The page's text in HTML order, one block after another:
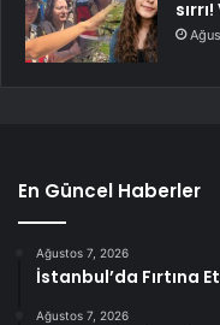
En Güncel Haberler
Ağustos 7, 2026
İstanbul’da Fırtına
Ağustos 7, 2026